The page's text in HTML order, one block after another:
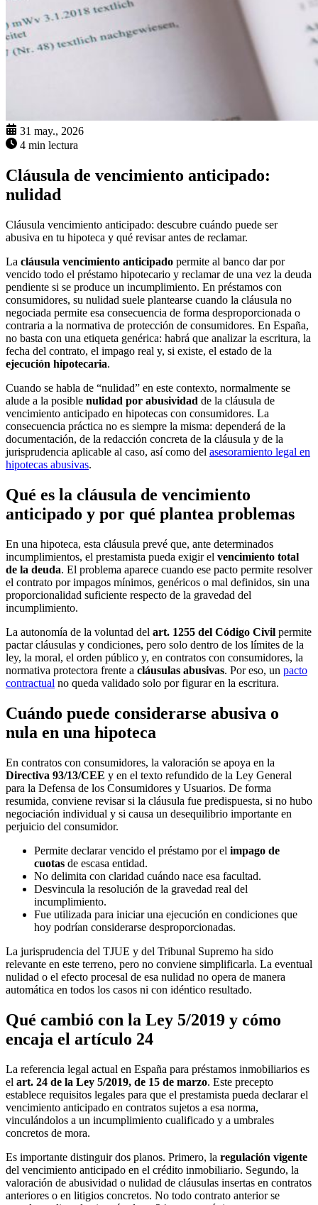
31 may., 2026
4 min lectura
Cláusula de vencimiento anticipado:
nulidad
Cláusula vencimiento anticipado: descubre cuándo puede ser
abusiva en tu hipoteca y qué revisar antes de reclamar.
La cláusula vencimiento anticipado permite al banco dar por
vencido todo el préstamo hipotecario y reclamar de una vez la deuda
pendiente si se produce un incumplimiento. En préstamos con
consumidores, su nulidad suele plantearse cuando la cláusula no
negociada permite esa consecuencia de forma desproporcionada o
contraria a la normativa de protección de consumidores. En España,
no basta con una etiqueta genérica: habrá que analizar la escritura, la
fecha del contrato, el impago real y, si existe, el estado de la
ejecución hipotecaria.
Cuando se habla de “nulidad” en este contexto, normalmente se
alude a la posible nulidad por abusividad de la cláusula de
vencimiento anticipado en hipotecas con consumidores. La
consecuencia práctica no es siempre la misma: dependerá de la
documentación, de la redacción concreta de la cláusula y de la
jurisprudencia aplicable al caso, así como del asesoramiento legal en
hipotecas abusivas.
Qué es la cláusula de vencimiento
anticipado y por qué plantea problemas
En una hipoteca, esta cláusula prevé que, ante determinados
incumplimientos, el prestamista pueda exigir el vencimiento total
de la deuda. El problema aparece cuando ese pacto permite resolver
el contrato por impagos mínimos, genéricos o mal definidos, sin una
proporcionalidad suficiente respecto de la gravedad del
incumplimiento.
La autonomía de la voluntad del art. 1255 del Código Civil permite
pactar cláusulas y condiciones, pero solo dentro de los límites de la
ley, la moral, el orden público y, en contratos con consumidores, la
normativa protectora frente a cláusulas abusivas. Por eso, un pacto
contractual no queda validado solo por figurar en la escritura.
Cuándo puede considerarse abusiva o
nula en una hipoteca
En contratos con consumidores, la valoración se apoya en la
Directiva 93/13/CEE y en el texto refundido de la Ley General
para la Defensa de los Consumidores y Usuarios. De forma
resumida, conviene revisar si la cláusula fue predispuesta, si no hubo
negociación individual y si causa un desequilibrio importante en
perjuicio del consumidor.
Permite declarar vencido el préstamo por el impago de
cuotas de escasa entidad.
No delimita con claridad cuándo nace esa facultad.
Desvincula la resolución de la gravedad real del
incumplimiento.
Fue utilizada para iniciar una ejecución en condiciones que
hoy podrían considerarse desproporcionadas.
La jurisprudencia del TJUE y del Tribunal Supremo ha sido
relevante en este terreno, pero no conviene simplificarla. La eventual
nulidad o el efecto procesal de esa nulidad no opera de manera
automática en todos los casos ni con idéntico resultado.
Qué cambió con la Ley 5/2019 y cómo
encaja el artículo 24
La referencia legal actual en España para préstamos inmobiliarios es
el art. 24 de la Ley 5/2019, de 15 de marzo. Este precepto
establece requisitos legales para que el prestamista pueda declarar el
vencimiento anticipado en contratos sujetos a esa norma,
vinculándolos a un incumplimiento cualificado y a umbrales
concretos de mora.
Es importante distinguir dos planos. Primero, la regulación vigente
del vencimiento anticipado en el crédito inmobiliario. Segundo, la
valoración de abusividad o nulidad de cláusulas insertas en contratos
anteriores o en litigios concretos. No todo contrato anterior se